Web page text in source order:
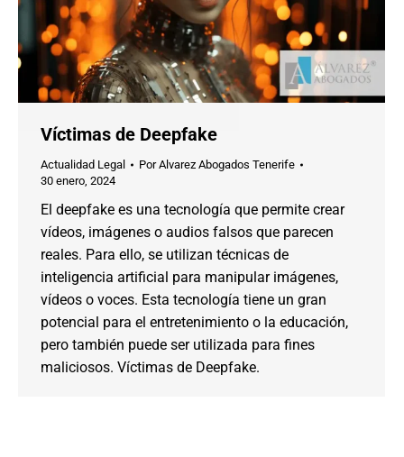
Víctimas de Deepfake
Actualidad Legal PorAlvarez Abogados Tenerife
30 enero, 2024
El deepfake es una tecnología que permite crear
vídeos, imágenes o audios falsos que parecen
reales. Para ello, se utilizan técnicas de
inteligencia artificial para manipular imágenes,
vídeos o voces. Esta tecnología tiene un gran
potencial para el entretenimiento o la educación,
pero también puede ser utilizada para fines
maliciosos. Víctimas de Deepfake.